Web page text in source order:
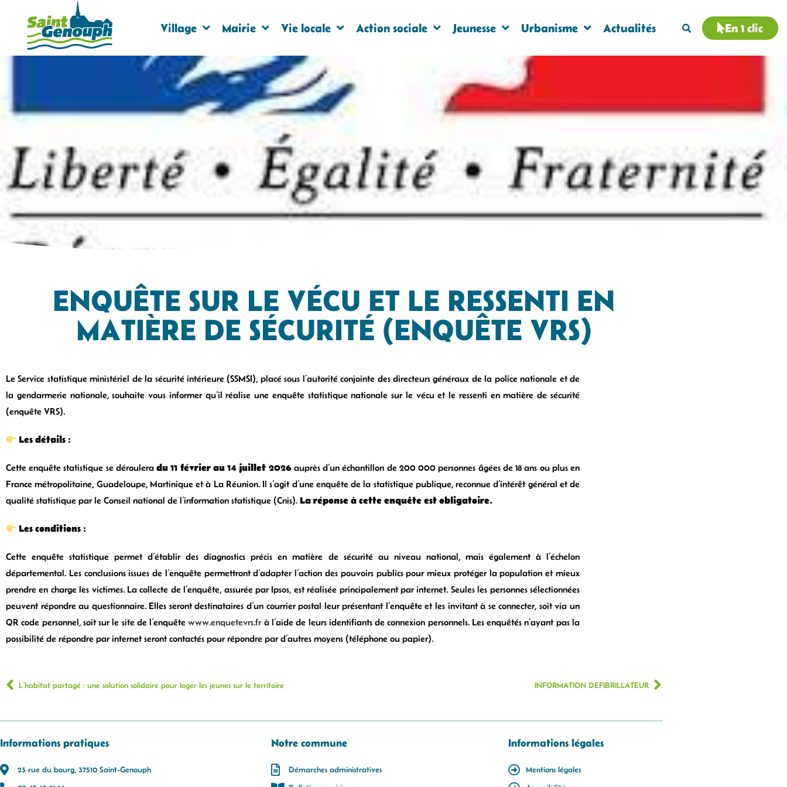
Village Mairie Vie locale Action sociale Jeunesse Urbanisme Actualités En 1 clic
ENQUÊTE SUR LE VÉCU ET LE RESSENTI EN
MATIÈRE DE SÉCURITÉ (ENQUÊTE VRS)
Le Service statistique ministériel de la sécurité intérieure (SSMSI), placé sous l’autorité conjointe des directeurs généraux de la police nationale et de
la gendarmerie nationale, souhaite vous informer qu’il réalise une enquête statistique nationale sur le vécu et le ressenti en matière de sécurité
(enquête VRS).
Les détails :
Cette enquête statistique se dérouleradu 11 février au 14 juillet 2026auprès d’un échantillon de 200 000 personnes âgées de 18 ans ou plus en
France métropolitaine, Guadeloupe, Martinique et à La Réunion. Il s’agit d’une enquête de la statistique publique, reconnue d’intérêt général et de
qualité statistique par le Conseil national de l’information statistique (Cnis). La réponse à cette enquête est obligatoire.
Les conditions :
Cette enquête statistique permet d’établir des diagnostics précis en matière de sécurité au niveau national, mais également à l’échelon
départemental. Les conclusions issues de l’enquête permettront d’adapter l’action des pouvoirs publics pour mieux protéger la population et mieux
prendre en charge les victimes. La collecte de l’enquête, assurée par Ipsos, est réalisée principalement par internet. Seules les personnes sélectionnées
peuvent répondre au questionnaire. Elles seront destinataires d’un courrier postal leur présentant l’enquête et les invitant à se connecter, soit via un
QR code personnel, soit sur le site de l’enquêtewww.enquetevrs.frà l’aide de leurs identifiants de connexion personnels. Les enquêtés n’ayant pas la
possibilité de répondre par internet seront contactés pour répondre par d’autres moyens (téléphone ou papier).
L’habitat partagé : une solution solidaire pour loger les jeunes sur le territoire INFORMATION DEFIBRILLATEUR
Informations pratiques
23 rue du bourg, 37510 Saint-Genouph
Notre commune
Démarches administratives
Informations légales
Mentions légales